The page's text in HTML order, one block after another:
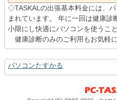
◇TASKALの出張基本料金には、
まれています。 年に一回は健康診
小限にし快適にパソコンを使うこ
健康診断のみのご利用もお気軽に
パソコンたすかる